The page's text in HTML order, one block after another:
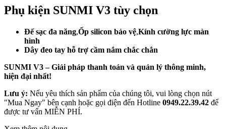
Phụ kiện SUNMI V3 tùy chọn
Đế sạc đa năng,Ốp silicon bảo vệ,Kính cường lực màn
hình
Dây đeo tay hỗ trợ cầm nắm chắc chắn
SUNMI V3 – Giải pháp thanh toán và quản lý thông minh,
hiện đại nhất!
Lưu ý: Nếu yêu thích sản phẩm của chúng tôi, vui lòng chọn nút
"Mua Ngay" bên cạnh hoặc gọi điện đến Hotline 0949.22.39.42 để
được tư vấn MIỄN PHÍ.